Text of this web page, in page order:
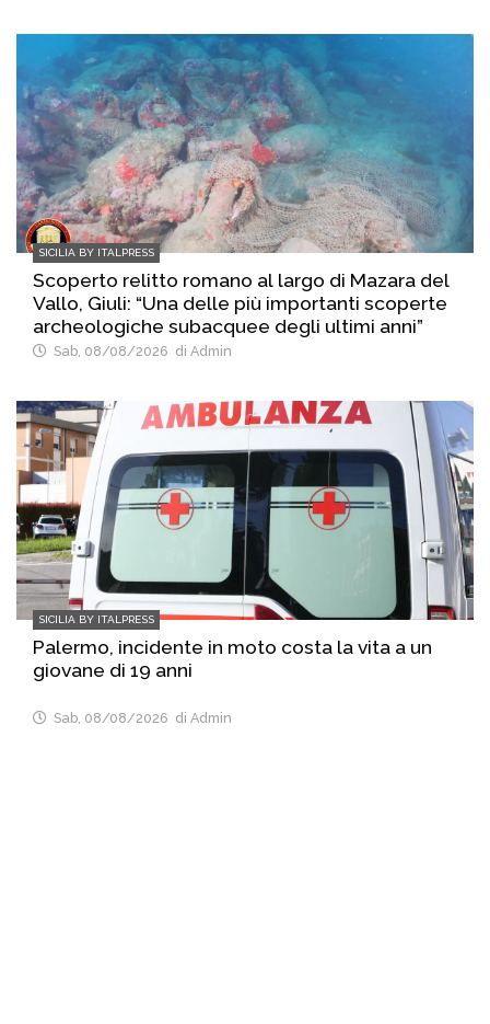
SICILIA BY ITALPRESS
Scoperto relitto romano al largo di Mazara del
Vallo, Giuli: “Una delle più importanti scoperte
archeologiche subacquee degli ultimi anni”
Sab, 08/08/2026 di Admin
SICILIA BY ITALPRESS
Palermo, incidente in moto costa la vita a un
giovane di 19 anni
Sab, 08/08/2026 di Admin